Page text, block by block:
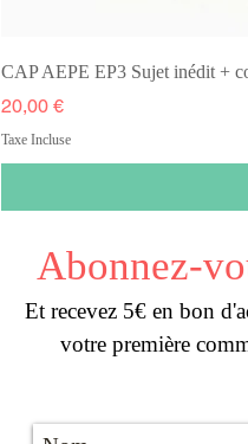
CAP AEPE EP3 Sujet inédit +
Prix
20,00 €
Taxe Incluse
Abonnez-
Et recevez 5€ en bon
votre première